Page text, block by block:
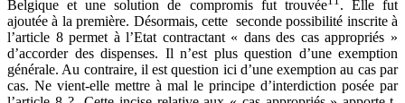
Belgique et une solution de compromis fut trouvée
. Elle fut
ajoutée à la première. Désormais, cette seconde possibilité inscrite à
l’article 8 permet à l’Etat contractant « dans des cas appropriés »
d’accorder des dispenses. Il n’est plus question d’une exemption
générale. Au contraire, il est question ici d’une exemption au cas par
cas. Ne vient-elle mettre à mal le principe d’interdiction posée par